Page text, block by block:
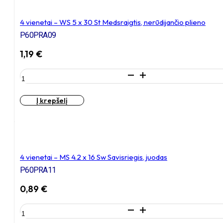
20
Zn
Medsraigtis,
4 vienetai – WS 5 x 30 St Medsraigtis, nerūdijančio plieno
P60PRA09
1,19 €
produkto
kiekis:
4
vienetai
30
St
Medsraigtis,
plieno
Į krepšelį
4 vienetai – MS 4.2 x 16 Sw Savisriegis, juodas
P60PRA11
0,89 €
produkto
kiekis: